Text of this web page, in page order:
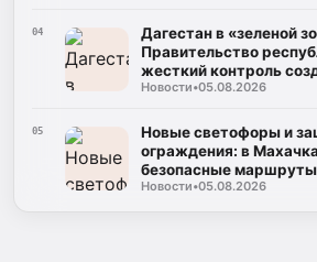
04
Дагестан в «зеленой
Правительство
жесткий контроль
инфраструктуры для
Новости•05.08.2026
05
Новые светофоры и
ограждения: в
безопасные
1 сентября
Новости•05.08.2026